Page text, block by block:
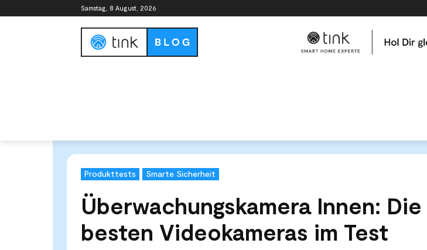
Samstag, 8 August, 2026
Produkttests Smarte Sicherheit
Überwachungskamera Innen: Die
besten Videokameras im Test